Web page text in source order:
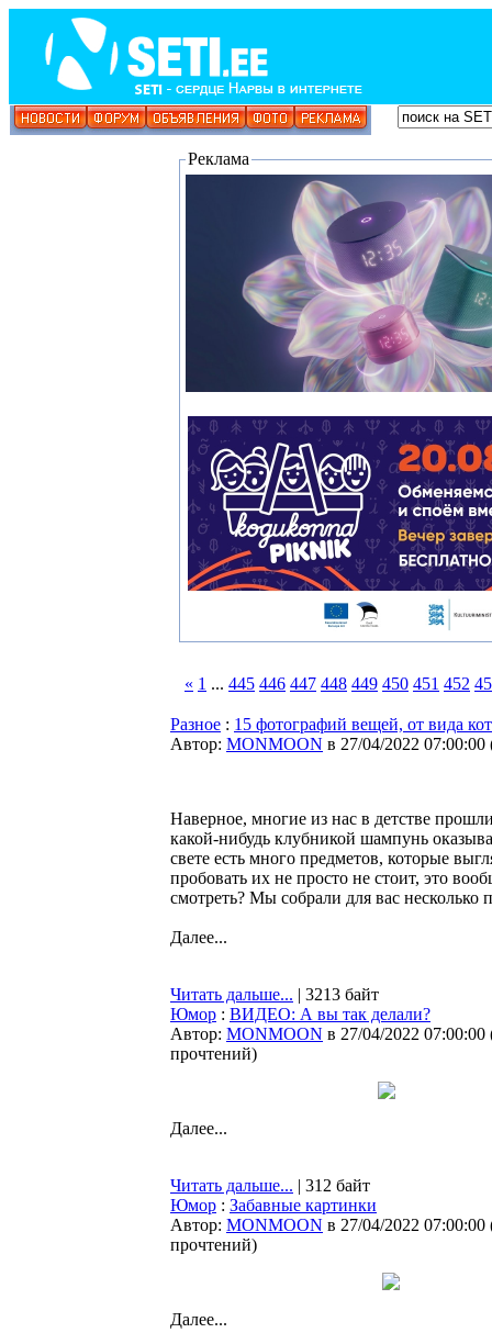
Реклама
« 1 ... 445 446 447 448 449 450 451 452
Разное : 15 фотографий вещей, от вида
Автор: MONMOON в 27/04/2022 07:00:00
Наверное, многие из нас в детстве
какой-нибудь клубникой шампунь
свете есть много предметов, которые
пробовать их не просто не стоит, это
смотреть? Мы собрали для вас несколько
Далее...
Читать дальше... | 3213 байт
Юмор : ВИДЕО: А вы так делали?
Автор: MONMOON в 27/04/2022 07:00:00
прочтений)
Далее...
Читать дальше... | 312 байт
Юмор : Забавные картинки
Автор: MONMOON в 27/04/2022 07:00:00
прочтений)
Далее...